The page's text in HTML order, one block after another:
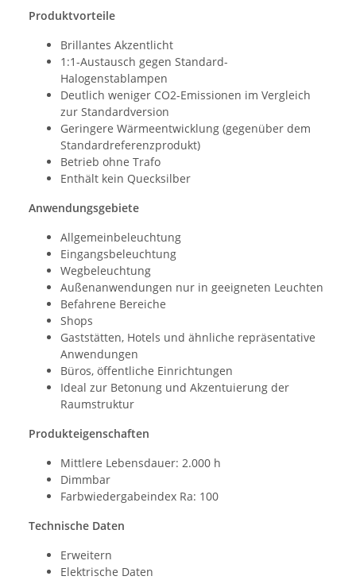
Produktvorteile
Brillantes Akzentlicht
1:1-Austausch gegen Standard-
Halogenstablampen
Deutlich weniger CO2-Emissionen im Vergleich
zur Standardversion
Geringere Wärmeentwicklung (gegenüber dem
Standardreferenzprodukt)
Betrieb ohne Trafo
Enthält kein Quecksilber
Anwendungsgebiete
Allgemeinbeleuchtung
Eingangsbeleuchtung
Wegbeleuchtung
Außenanwendungen nur in geeigneten Leuchten
Befahrene Bereiche
Shops
Gaststätten, Hotels und ähnliche repräsentative
Anwendungen
Büros, öffentliche Einrichtungen
Ideal zur Betonung und Akzentuierung der
Raumstruktur
Produkteigenschaften
Mittlere Lebensdauer: 2.000 h
Dimmbar
Farbwiedergabeindex Ra: 100
Technische Daten
Erweitern
Elektrische Daten